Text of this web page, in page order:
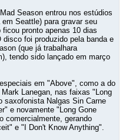
Season entrou nos estúdios
Seattle) para gravar seu
pronto apenas 10 dias
foi produzido pela banda e
(que já trabalhara
tendo sido lançado em março
em "Above", como a do
Lanegan, nas faixas "Long
saxofonista Nalgas Sin Carne
e novamente "Long Gone
comercialmente, gerando
e "I Don't Know Anything".